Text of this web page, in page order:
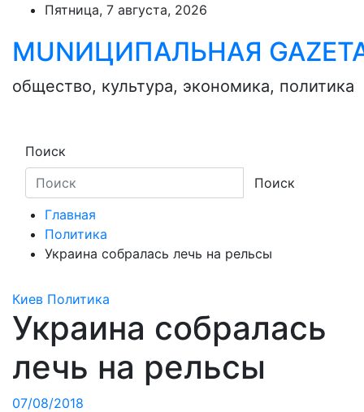
content
Пятница, 7 августа, 2026
MUNИЦИПАЛЬНАЯ
общество, культура, экономика, политика
Поиск
Поиск
Главная
Политика
Украина собралась лечь на рельсы
Киев Политика
Украина собралась
лечь на рельсы
07/08/2018